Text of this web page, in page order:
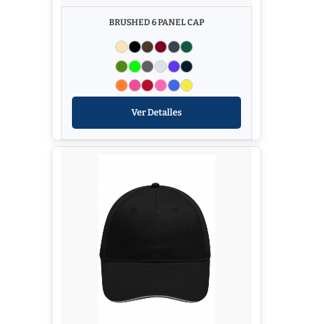
BRUSHED 6 PANEL CAP
Ver Detalles